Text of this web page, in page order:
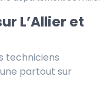
L’Allier et
techniciens
partout sur